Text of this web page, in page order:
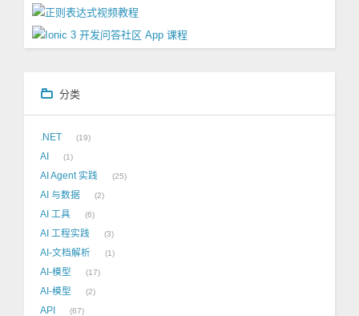
分类
.NET 19
AI 1
AI Agent 实践 25
AI 与数据 2
AI 工具 6
AI 工程实践 3
AI-文档解析 1
AI-模型 17
AI-模型 2
API 67